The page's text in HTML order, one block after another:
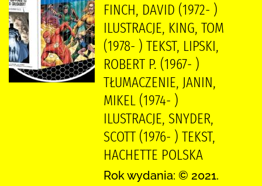
FINCH, DAVID (1972- )
ILUSTRACJE, KING, TOM
(1978- ) TEKST, LIPSKI,
ROBERT P. (1967- )
TŁUMACZENIE, JANIN,
MIKEL (1974- )
ILUSTRACJE, SNYDER,
SCOTT (1976- ) TEKST,
HACHETTE POLSKA
Rok wydania: © 2021.